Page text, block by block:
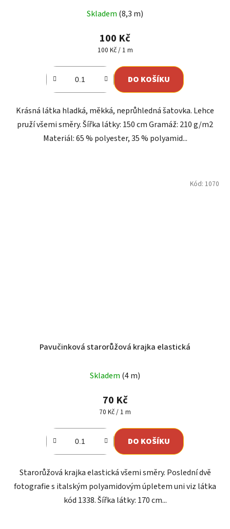
Skladem (8,3 m)
100 Kč
Měrná
100 Kč / 1 m
DO KOŠÍKU
Krásná látka hladká, měkká, neprůhledná šatovka. Lehce
pruží všemi směry. Šířka látky: 150 cm Gramáž: 210 g/m2
Materiál: 65 % polyester, 35 % polyamid...
Pavučinková starorůžová krajka elastická
hodnocení
produktu
je
z
5
Skladem (4 m)
70 Kč
Měrná
70 Kč / 1 m
DO KOŠÍKU
Starorůžová krajka elastická všemi směry. Poslední dvě
fotografie s italským polyamidovým úpletem uni viz látka
kód 1338. Šířka látky: 170 cm...
Kód: 1070